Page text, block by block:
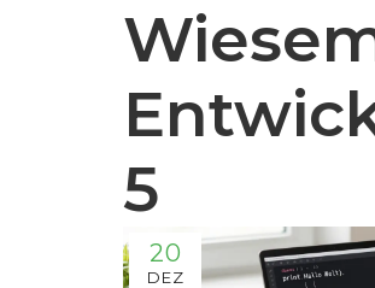
5
20
DEZ